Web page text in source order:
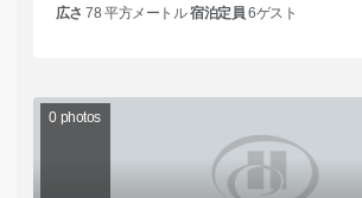
広さ 78 平方メートル宿泊定員 6ゲスト
0 photos